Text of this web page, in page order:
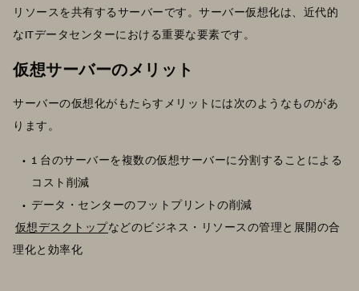
リソースを共有するサーバーです。サーバー仮想化は、近代的
なITデータセンターにおける重要な要素です。
仮想サーバーのメリット
サーバーの仮想化がもたらすメリットには次のようなものがあ
ります。
1 台のサーバーを複数の仮想サーバーに分割することによる
コスト削減
データ・センターのフットプリントの削減
仮想デスクトップなどのビジネス・リソースの管理と展開の合
理化と効率化